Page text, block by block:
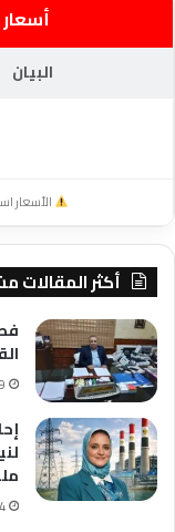
البيان
الأسعار
أكثر المقالات
19
24